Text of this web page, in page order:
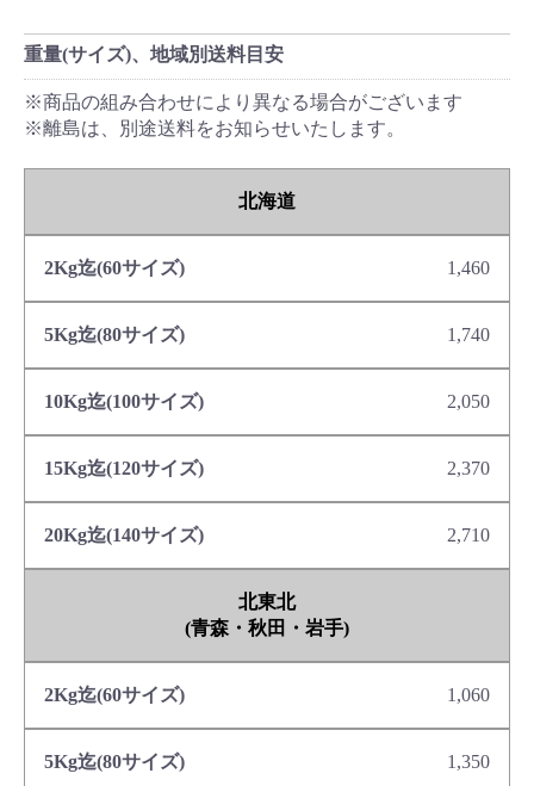
重量(サイズ)、地域別送料目安
※商品の組み合わせにより異なる場合がございます
※離島は、別途送料をお知らせいたします。
北海道
1,460
1,740
2,050
2,370
2,710
北東北
(青森・秋田・岩手)
1,060
1,350